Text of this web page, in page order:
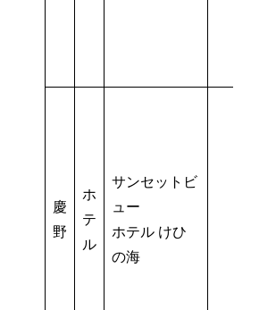
慶
野
ホ
テ
ル
サンセットビ
ュー
ホテル けひ
の海